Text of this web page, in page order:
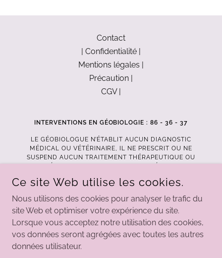
Contact
| Confidentialité |
Mentions légales |
Précaution |
CGV |
INTERVENTIONS EN GÉOBIOLOGIE : 86 - 36 - 37
LE GÉOBIOLOGUE N’ÉTABLIT AUCUN DIAGNOSTIC
MÉDICAL OU VÉTÉRINAIRE, IL NE PRESCRIT OU NE
SUSPEND AUCUN TRAITEMENT THÉRAPEUTIQUE OU
OBLIGATOIRES DU BÂTIMENT ET NE DISPENSE PAS
DU SOUS-SOL EFFECTUÉE PAR UN GÉOTECHNICIEN.
CONTACT@GEOBIOLOGIE86.COM
COPYRIGHT © 2024 GÉOBIOLOGIE 86 - TOUS DROITS
Ce site Web utilise les cookies.
Nous utilisons des cookies pour analyser le trafic du
site Web et optimiser votre expérience du site.
Lorsque vous acceptez notre utilisation des cookies,
vos données seront agrégées avec toutes les autres
données utilisateur.